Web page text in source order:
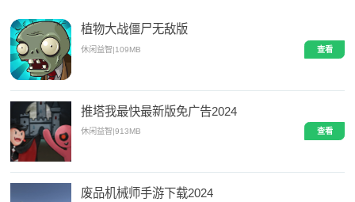
植物大战僵尸无敌版
休闲益智|109MB 查看
推塔我最快最新版免广告2024
休闲益智|913MB 查看
废品机械师手游下载2024